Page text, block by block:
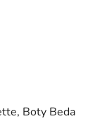
Boty Beda